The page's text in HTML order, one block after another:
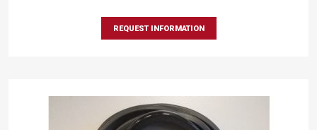
REQUEST INFORMATION